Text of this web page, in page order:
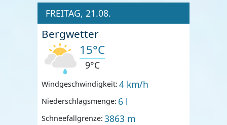
FREITAG, 21.08.
Bergwetter
15°C
9°C
Windgeschwindigkeit: 4 km/h
Niederschlagsmenge: 6 l
Schneefallgrenze: 3863 m